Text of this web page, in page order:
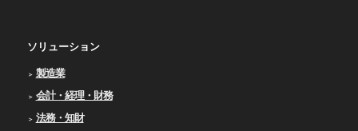
ソリューション
製造業
会計・経理・財務
法務・知財